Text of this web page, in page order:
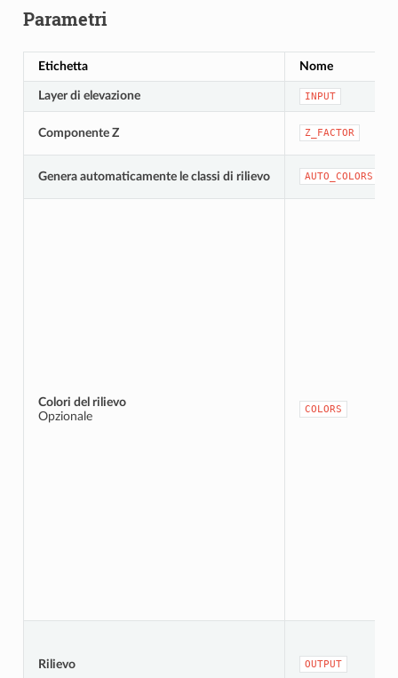
Parametri
Etichetta Nome
Layer di elevazione INPUT
Componente Z Z_FACTOR
Genera automaticamente le classi di rilievo AUTO_COLORS
Colori del rilievo
Opzionale
COLORS
Rilievo OUTPUT